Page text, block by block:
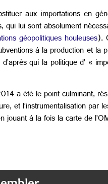
aux importations en
qui lui sont absolument
géopolitiques houleuses).
à la production et la
qui la politique d’ «
a été le point culminant,
et l’instrumentalisation par
jouant à la fois la carte de